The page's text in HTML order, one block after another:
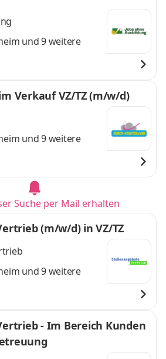
und 9 weitere
Verkauf VZ/TZ (m/w/d)
und 9 weitere
Suche per Mail erhalten
(m/w/d) in VZ/TZ
und 9 weitere
- Im Bereich Kunden